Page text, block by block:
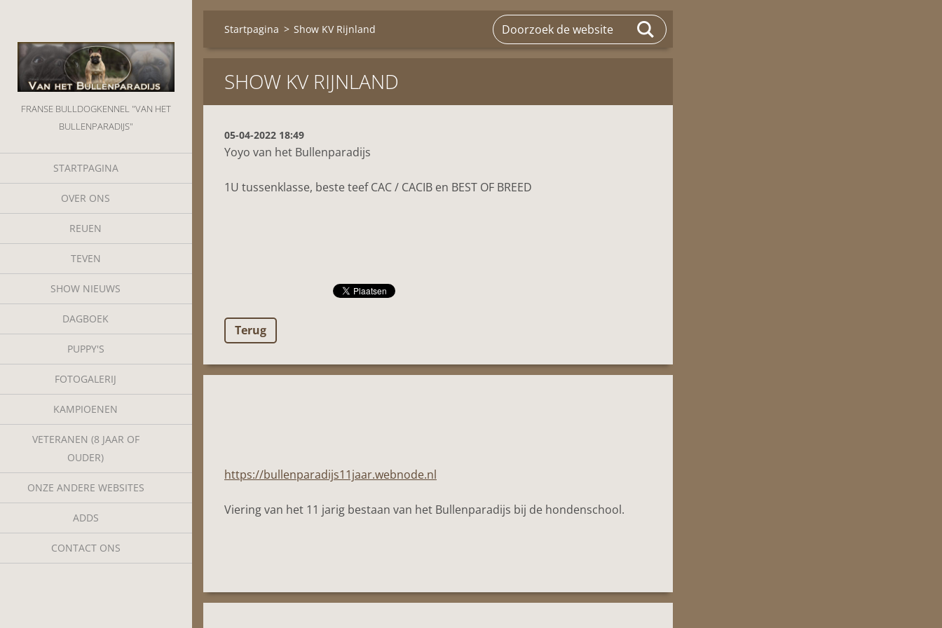
FRANSE BULLDOGKENNEL "VAN HET
BULLENPARADIJS"
STARTPAGINA
OVER ONS
REUEN
TEVEN
SHOW NIEUWS
DAGBOEK
PUPPY'S
FOTOGALERIJ
KAMPIOENEN
VETERANEN (8 JAAR OF
OUDER)
ONZE ANDERE WEBSITES
ADDS
CONTACT ONS
Startpagina > Show KV Rijnland
SHOW KV RIJNLAND
05-04-2022 18:49
Yoyo van het Bullenparadijs
1U tussenklasse, beste teef CAC / CACIB en BEST OF BREED
Terug
https://bullenparadijs11jaar.webnode.nl
Viering van het 11 jarig bestaan van het Bullenparadijs bij de hondenschool.